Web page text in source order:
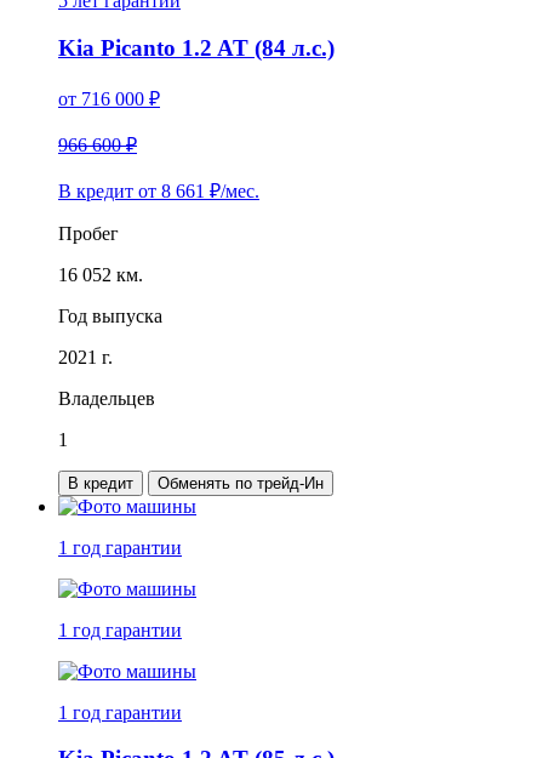
Kia Picanto 1.2 AT (84 л.с.)
от 716 000 ₽
966 600 ₽
В кредит от 8 661 ₽/мес.
Пробег
16 052 км.
Год выпуска
2021 г.
Владельцев
1
В кредит Обменять по трейд-Ин
1 год гарантии
1 год гарантии
1 год гарантии